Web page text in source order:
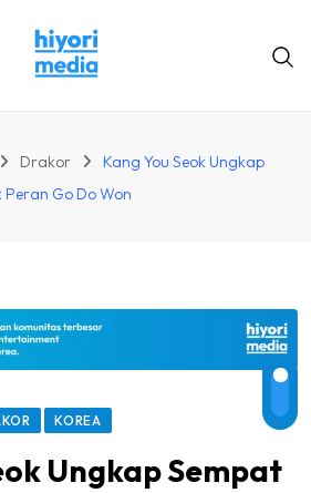
Drakor
Kang You Seok Ungkap
Go Do Won
KOREA
Ungkap Sempat